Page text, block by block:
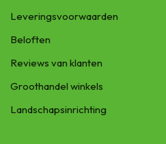
Leveringsvoorwaarden
Beloften
Reviews van klanten
Groothandel winkels
Landschapsinrichting